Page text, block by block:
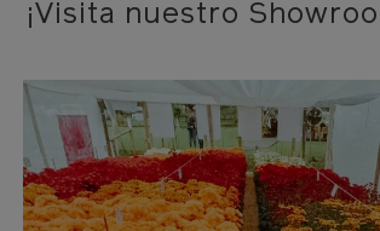
¡Visita nuestro